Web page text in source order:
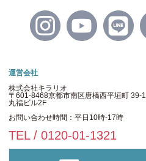
運営会社
株式会社キラリオ
〒601-8468京都市南区唐橋西平垣町 39-1
丸福ビル2F
お問い合わせ時間：平日10時-17時
TEL / 0120-01-1321